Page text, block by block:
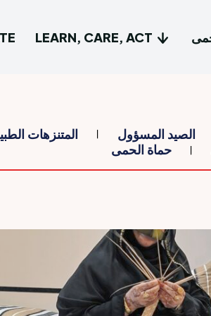
Shop, Play,
Learn,
Shop, Play,
Learn,
LEARN, CARE, ACT
الصيد المسؤول
المتنزهات
حماة الحمى